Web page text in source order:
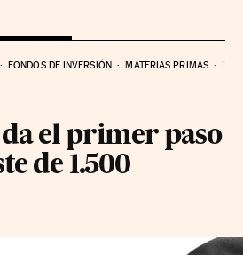
FONDOS DE INVERSIÓN MATERIAS PRIMAS
el primer paso
de 1.500